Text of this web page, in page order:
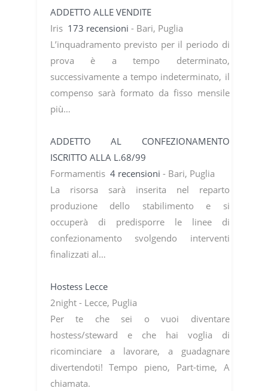
ADDETTO ALLE VENDITE
Iris 173 recensioni - Bari, Puglia
L’inquadramento previsto per il periodo di
prova è a tempo determinato,
successivamente a tempo indeterminato, il
compenso sarà formato da fisso mensile
più…
ADDETTO AL CONFEZIONAMENTO
ISCRITTO ALLA L.68/99
Formamentis 4 recensioni - Bari, Puglia
La risorsa sarà inserita nel reparto
produzione dello stabilimento e si
occuperà di predisporre le linee di
confezionamento svolgendo interventi
finalizzati al…
Hostess Lecce
2night - Lecce, Puglia
Per te che sei o vuoi diventare
hostess/steward e che hai voglia di
ricominciare a lavorare, a guadagnare
divertendoti! Tempo pieno, Part-time, A
chiamata.